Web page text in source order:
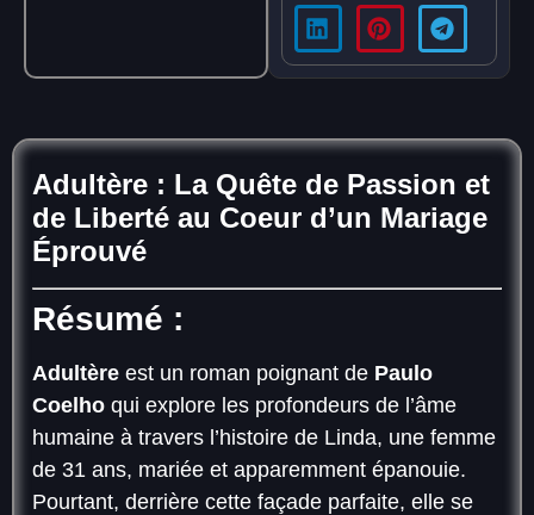
Adultère : La Quête de Passion et
de Liberté au Coeur d’un Mariage
Éprouvé
Résumé :
Adultère est un roman poignant de Paulo
Coelho qui explore les profondeurs de l’âme
humaine à travers l’histoire de Linda, une femme
de 31 ans, mariée et apparemment épanouie.
Pourtant, derrière cette façade parfaite, elle se